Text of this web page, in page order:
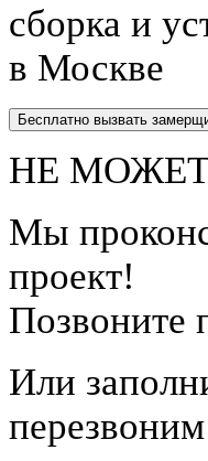
сборка и
в Москве
Бесплатно вызвать
НЕ
Мы
проект!
Позвоните
Или